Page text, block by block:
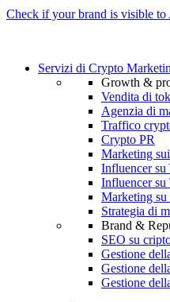
Check if your brand is visible to
Servizi di Crypto
Growth &
Vendita di
Agenzia di
Traffico
Crypto PR
Marketing
Influencer su
Influencer su
Marketing su
Strategia di
Brand &
SEO su
Gestione
Gestione
Gestione